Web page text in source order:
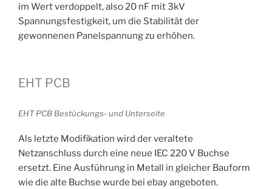
im Wert verdoppelt, also 20 nF mit 3kV
Spannungsfestigkeit, um die Stabilität der
gewonnenen Panelspannung zu erhöhen.
EHT PCB
EHT PCB Bestückungs- und Unterseite
Als letzte Modifikation wird der veraltete
Netzanschluss durch eine neue IEC 220 V Buchse
ersetzt. Eine Ausführung in Metall in gleicher Bauform
wie die alte Buchse wurde bei ebay angeboten.